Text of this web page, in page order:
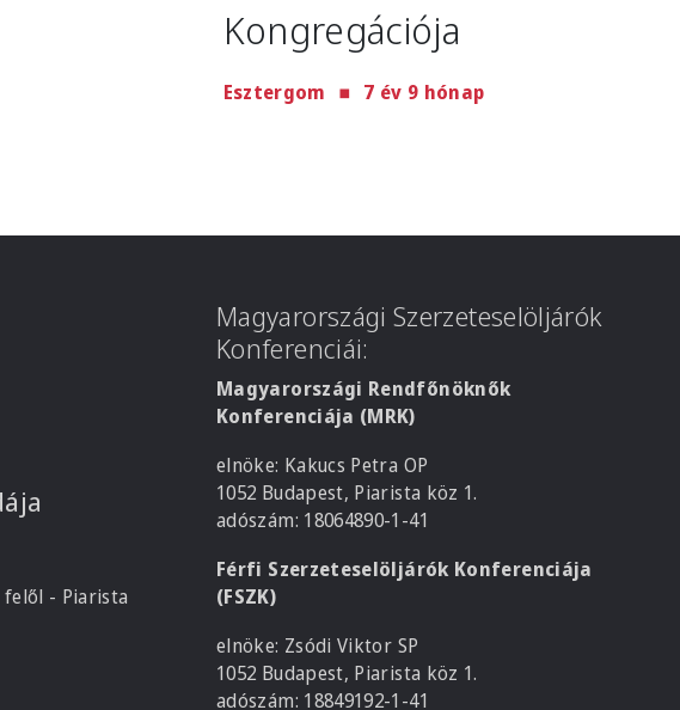
Kongregációja
Esztergom 7 év 9 hónap
- Piarista
Magyarországi Szerzeteselöljárók
Konferenciái:
Magyarországi Rendfőnöknők
Konferenciája (MRK)
elnöke: Kakucs Petra OP
1052 Budapest, Piarista köz 1.
adószám: 18064890-1-41
Férfi Szerzeteselöljárók Konferenciája
(FSZK)
elnöke: Zsódi Viktor SP
1052 Budapest, Piarista köz 1.
adószám: 18849192-1-41